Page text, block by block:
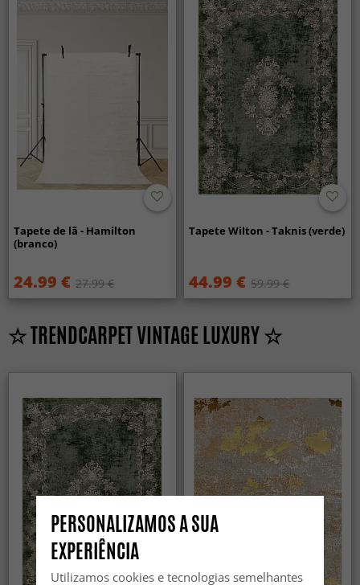
Tapete de lã - Hamilton
(branco)
24.99 € 27.99 €
Tapete Wilton - Taknis (verde)
44.99 € 59.99 €
☆ TRENDCARPET VINTAGE LUXURY ☆
PERSONALIZAMOS A SUA
EXPERIÊNCIA
Utilizamos cookies e tecnologias semelhantes